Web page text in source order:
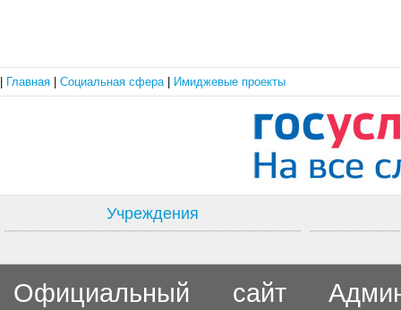
Главная Социальная сфера Имиджевые проекты
Учреждения
Официальный сайт